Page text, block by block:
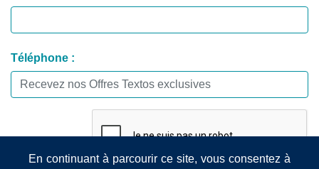
Téléphone :
En continuant à parcourir ce site, vous consentez à